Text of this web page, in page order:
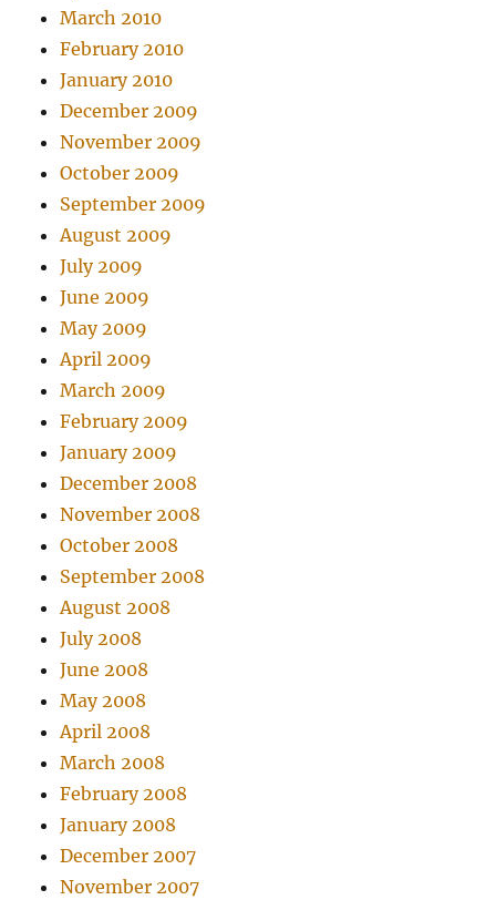
March 2010
February 2010
January 2010
December 2009
November 2009
October 2009
September 2009
August 2009
July 2009
June 2009
May 2009
April 2009
March 2009
February 2009
January 2009
December 2008
November 2008
October 2008
September 2008
August 2008
July 2008
June 2008
May 2008
April 2008
March 2008
February 2008
January 2008
December 2007
November 2007